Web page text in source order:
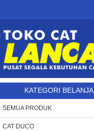
KATEGORI BELANJA
SEMUA PRODUK
CAT DUCO